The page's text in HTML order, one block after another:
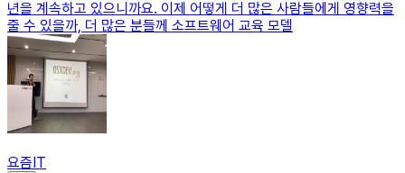
년을 계속하고 있으니까요. 이제 어떻게 더 많은 사람들에게 영향력을
줄 수 있을까, 더 많은 분들께 소프트웨어 교육 모델
요즘IT